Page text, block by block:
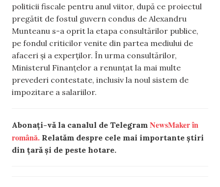
politicii fiscale pentru anul viitor, după ce proiectul
pregătit de fostul guvern condus de Alexandru
Munteanu s-a oprit la etapa consultărilor publice,
pe fondul criticilor venite din partea mediului de
afaceri și a experților. În urma consultărilor,
Ministerul Finanțelor a renunțat la mai multe
prevederi contestate, inclusiv la noul sistem de
impozitare a salariilor.
Abonați-vă la canalul de Telegram NewsMaker în
română. Relatăm despre cele mai importante știri
din țară și de peste hotare.